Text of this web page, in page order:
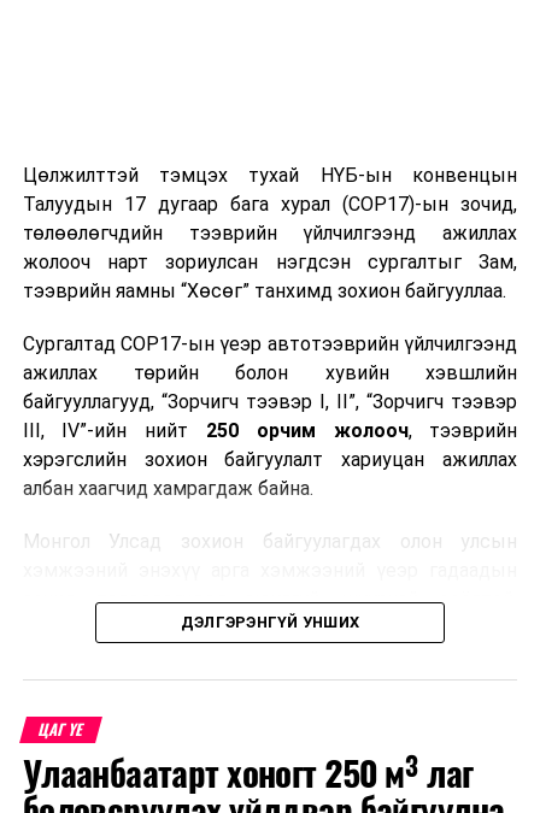
Цөлжилттэй тэмцэх тухай НҮБ-ын конвенцын
Талуудын 17 дугаар бага хурал (COP17)-ын зочид,
төлөөлөгчдийн тээврийн үйлчилгээнд ажиллах
жолооч нарт зориулсан нэгдсэн сургалтыг Зам,
тээврийн яамны “Хөсөг” танхимд зохион байгууллаа.
Сургалтад COP17-ын үеэр автотээврийн үйлчилгээнд
ажиллах төрийн болон хувийн хэвшлийн
байгууллагууд, “Зорчигч тээвэр I, II”, “Зорчигч тээвэр
III, IV”-ийн нийт 250 орчим жолооч, тээврийн
хэрэгслийн зохион байгуулалт хариуцан ажиллах
албан хаагчид хамрагдаж байна.
Монгол Улсад зохион байгуулагдах олон улсын
зочид, төлөөлөгчдөд аюулгүй, шуурхай, соёлтой,
мэргэжлийн түвшинд тээврийн үйлчилгээ үзүүлэх
зохион байгуулалтын онцлог, зочид, төлөөлөгчдийн
ангилал, үйлчилгээний стандарт, жолооч нарын үүрэг
хариуцлага, сахилга бат, үйлчилгээний соёл, ёс зүй,
ДЭЛГЭРЭНГҮЙ УНШИХ
ЦАГ ҮЕ
Улаанбаатарт хоногт 250 м³ лаг